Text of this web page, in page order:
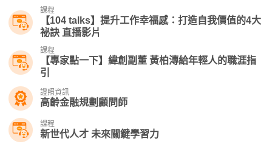
課程
【104 talks】提升工作幸福感：打造自我價值的4大
祕訣 直播影片
課程
【專家點一下】緯創副董 黃柏漙給年輕人的職涯指
引
證照資訊
高齡金融規劃顧問師
課程
新世代人才 未來關鍵學習力